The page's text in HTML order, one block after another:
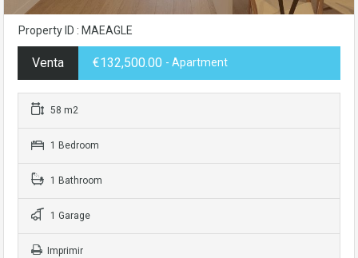
Property ID : MAEAGLE
Venta €132,500.00 - Apartment
58 m2
1 Bedroom
1 Bathroom
1 Garage
Imprimir